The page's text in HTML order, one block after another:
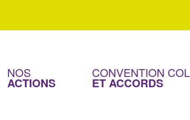
NOS
ACTIONS
CONVENTION
ET ACCORDS